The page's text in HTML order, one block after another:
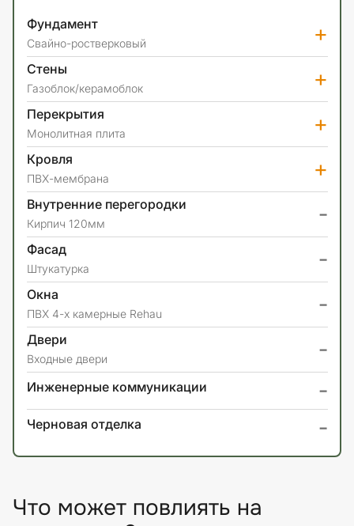
Фундамент
Свайно-ростверковый +
Стены
Газоблок/керамоблок +
Перекрытия
Монолитная плита +
Кровля
ПВХ-мембрана +
Внутренние перегородки
Кирпич 120мм -
Фасад
Штукатурка -
Окна
ПВХ 4-х камерные Rehau -
Двери
Входные двери -
Инженерные коммуникации -
Черновая отделка -
Что может повлиять на